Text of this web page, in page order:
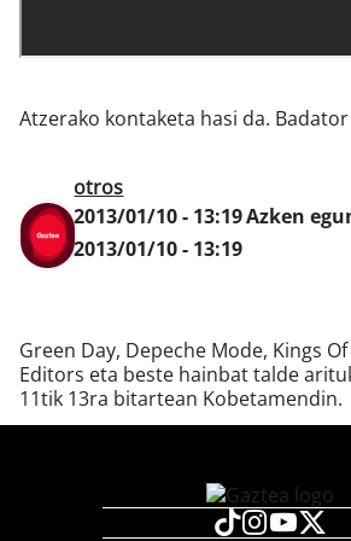
Atzerako kontaketa hasi da. Badator
otros
2013/01/10 - 13:19Azken
2013/01/10 - 13:19
Green Day, Depeche Mode, Kings
Editors eta beste hainbat talde
11tik 13ra bitartean Kobetamendin.